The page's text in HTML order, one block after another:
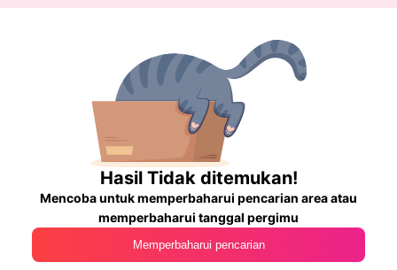
Hasil Tidak ditemukan!
Mencoba untuk memperbaharui pencarian area atau
memperbaharui tanggal pergimu
Memperbaharui pencarian